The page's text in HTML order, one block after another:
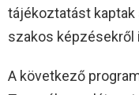
tájékoztatást
szakos képzésekről
A következő